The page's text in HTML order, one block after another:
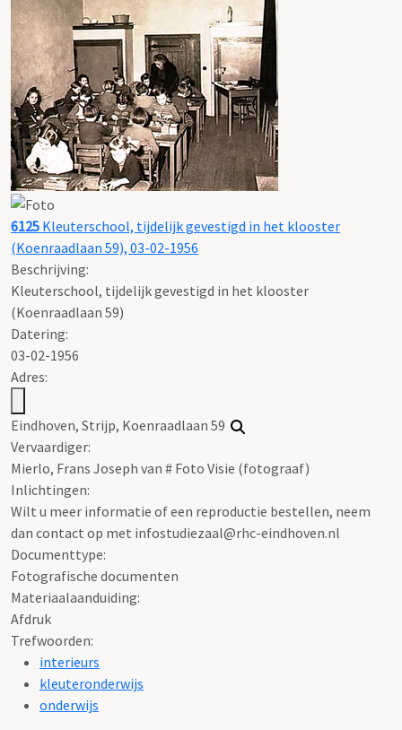
6125 Kleuterschool, tijdelijk gevestigd in het klooster
(Koenraadlaan 59), 03-02-1956
Beschrijving:
Kleuterschool, tijdelijk gevestigd in het klooster
(Koenraadlaan 59)
Datering:
03-02-1956
Adres:
Eindhoven, Strijp, Koenraadlaan 59
Vervaardiger:
Mierlo, Frans Joseph van # Foto Visie (fotograaf)
Inlichtingen:
Wilt u meer informatie of een reproductie bestellen, neem
dan contact op met infostudiezaal@rhc-eindhoven.nl
Documenttype:
Fotografische documenten
Materiaalaanduiding:
Afdruk
Trefwoorden:
interieurs
kleuteronderwijs
onderwijs